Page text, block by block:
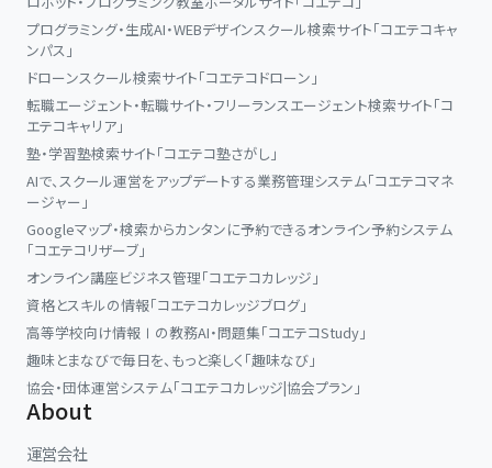
プログラミング・生成AI・WEBデザインスクール検索サイト「コエテコキャ
ンパス」
ドローンスクール検索サイト「コエテコドローン」
転職エージェント・転職サイト・フリーランスエージェント検索サイト「コ
エテコキャリア」
塾・学習塾検索サイト「コエテコ塾さがし」
AIで、スクール運営をアップデートする業務管理システム「コエテコマネ
ージャー」
Googleマップ・検索からカンタンに予約できるオンライン予約システム
「コエテコリザーブ」
オンライン講座ビジネス管理「コエテコカレッジ」
資格とスキルの情報「コエテコカレッジブログ」
高等学校向け情報Ⅰの教務AI・問題集「コエテコStudy」
趣味とまなびで毎日を、もっと楽しく「趣味なび」
協会・団体運営システム「コエテコカレッジ|協会プラン」
About
運営会社